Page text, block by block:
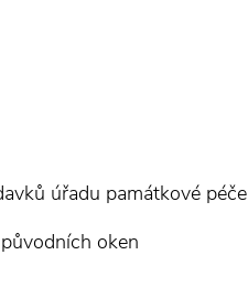
úřadu památkové péče
oken